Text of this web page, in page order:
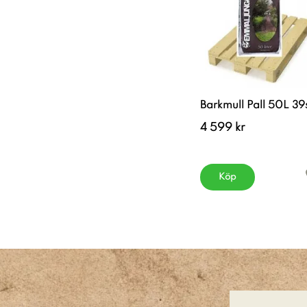
Barkmull Pall 50L
4 599 kr
Köp